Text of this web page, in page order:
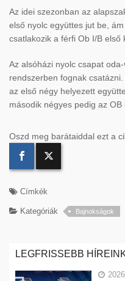
Az idei szezonban az
első nyolc együttes jut be,
csatlakozik a férfi Ob I/B első
Az alsóházi nyolc csapat
rendszerben fognak
az első négy helyezett
második négyes pedig az
Oszd meg barátaiddal ezt a
Címkék
Kategóriák Bajnokságok
LEGFRISSEBB